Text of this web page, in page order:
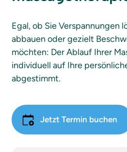
Egal, ob Sie Verspannungen
abbauen oder gezielt
möchten: Der Ablauf Ihrer
individuell auf Ihre
abgestimmt.
Jetzt Termin buchen